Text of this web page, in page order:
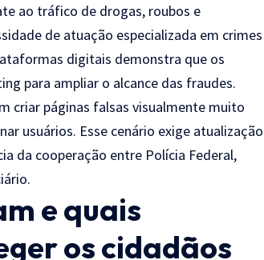
ao tráfico de drogas, roubos e
de atuação especializada em crimes
digitais demonstra que os
para ampliar o alcance das fraudes.
criar páginas falsas visualmente muito
usuários. Esse cenário exige atualização
da cooperação entre Polícia Federal,
e quais
os cidadãos